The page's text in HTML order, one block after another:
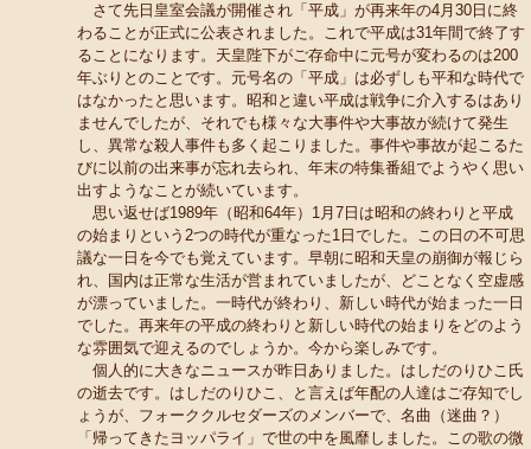
さて先日皇室会議が開催され「平成」が再来年の4月30日に終
わることが正式に公表されました。これで平成は31年間で終了す
ることになります。天皇陛下がご存命中に元号が変わるのは200
年ぶりとのことです。元号名の「平成」は必ずしも平和な時代で
はなかったと思います。昭和と違い平成は戦争に介入するはあり
ませんでしたが、それでも様々な大事件や大事故が続けて発生
し、異常な殺人事件も多く起こりました。事件や事故が起こるた
びに以前の出来事が忘れ去られ、年末の特集番組でようやく思い
出すようなことが続いています。
思い返せば1989年（昭和64年）1月7日は昭和の終わりと平成
の始まりという2つの時代が重なった1日でした。この日の不可思
議な一日を今でも覚えています。早朝に昭和天皇の崩御が報じら
れ、国内は正常な生活が営まれていましたが、どことなく空虚感
が漂っていました。一時代が終わり、新しい時代が始まった一日
でした。再来年の平成の終わりと新しい時代の始まりをどのよう
な雰囲気で迎えるのでしょうか。今から楽しみです。
個人的に大きなニュースが昨日ありました。はしだのりひこ氏
の逝去です。はしだのりひこ、と言えば年配の人達はご存知でし
ょうが、フォーククルセダーズのメンバーで、名曲（迷曲？）
「帰ってきたヨッパライ」で世の中を風靡しました。この歌の微